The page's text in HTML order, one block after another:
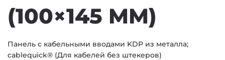
(100×145 MM)
Панель с кабельными вводами KDP из металла;
cablequick® (Для кабелей без штекеров)